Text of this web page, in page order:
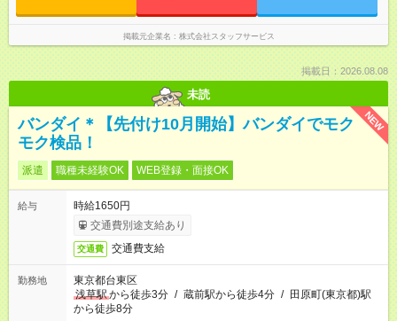
掲載元企業名 株式会社スタッフサービス
掲載日：2026.08.08
未読
NEW
バンダイ＊【先付け10月開始】バンダイでモク
モク検品！
派遣 職種未経験OK WEB登録・面接OK
給与
時給1650円
交通費別途支給あり
交通費 交通費支給
勤務地
東京都台東区
浅草駅から徒歩3分 / 蔵前駅から徒歩4分 / 田原町(東京都)駅
から徒歩8分